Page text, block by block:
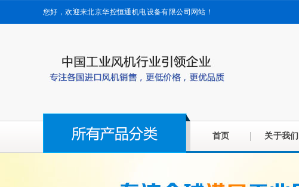
您好，欢迎来北京华控恒通机电设备有限公司网站！
首页 关于我们